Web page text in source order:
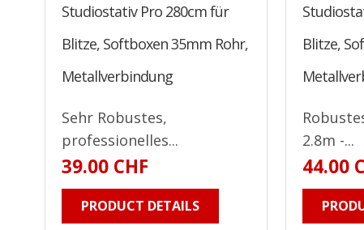
Studiostativ Pro 280cm für
Blitze, Softboxen 35mm Rohr,
Metallverbindung
Sehr Robustes,
professionelles...
39.00 CHF
PRODUCT DETAILS
Blitze,
2.8m -...
44.00